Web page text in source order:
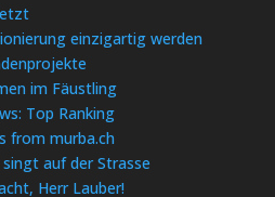
einzigartig werden
im Fäustling
Top Ranking
from murba.ch
singt auf der Strasse
Herr Lauber!